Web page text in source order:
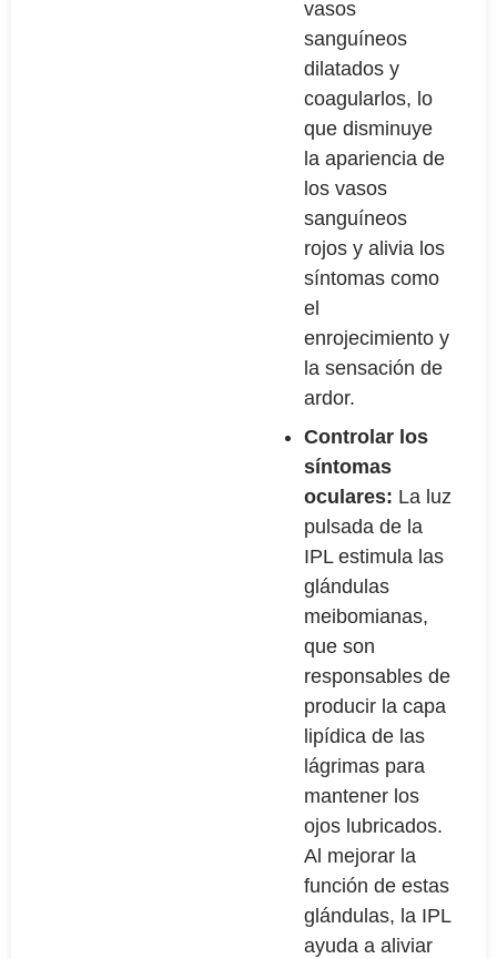
vasos
sanguíneos
dilatados y
coagularlos, lo
que disminuye
la apariencia de
los vasos
sanguíneos
rojos y alivia los
síntomas como
el
enrojecimiento y
la sensación de
ardor.
Controlar los
síntomas
oculares: La luz
pulsada de la
IPL estimula las
glándulas
meibomianas,
que son
responsables de
producir la capa
lipídica de las
lágrimas para
mantener los
ojos lubricados.
Al mejorar la
función de estas
glándulas, la IPL
ayuda a aliviar